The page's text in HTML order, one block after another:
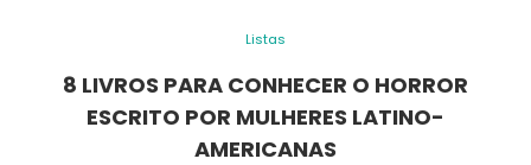
Listas
8 LIVROS PARA CONHECER O HORROR
ESCRITO POR MULHERES LATINO-
AMERICANAS